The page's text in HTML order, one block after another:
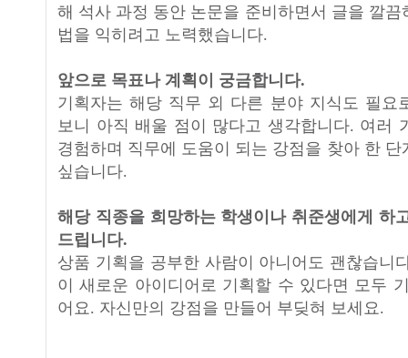
해 석사 과정 동안 논문을 준비하면서 글을 깔끔
법을 익히려고 노력했습니다.
앞으로 목표나 계획이 궁금합니다.
기획자는 해당 직무 외 다른 분야 지식도 필요
보니 아직 배울 점이 많다고 생각합니다. 여러
경험하며 직무에 도움이 되는 강점을 찾아 한 단
싶습니다.
해당 직종을 희망하는 학생이나 취준생에게 하
드립니다.
상품 기획을 공부한 사람이 아니어도 괜찮습니
이 새로운 아이디어로 기획할 수 있다면 모두
어요. 자신만의 강점을 만들어 부딪혀 보세요.